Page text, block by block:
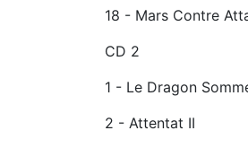
18 - Mars Contre
CD 2
1 - Le Dragon
2 - Attentat II